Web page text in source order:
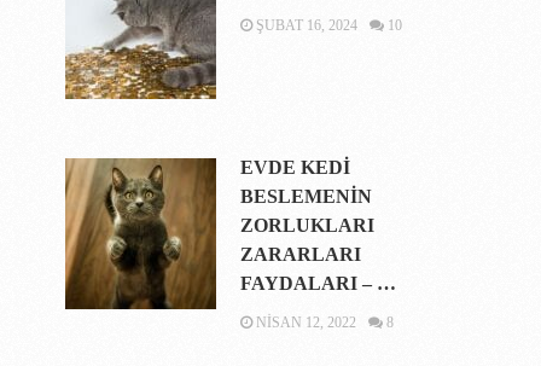
ŞUBAT 16, 2024 10
EVDE KEDİ
BESLEMENİN
ZORLUKLARI
ZARARLARI
FAYDALARI – …
NISAN 12, 2022 8